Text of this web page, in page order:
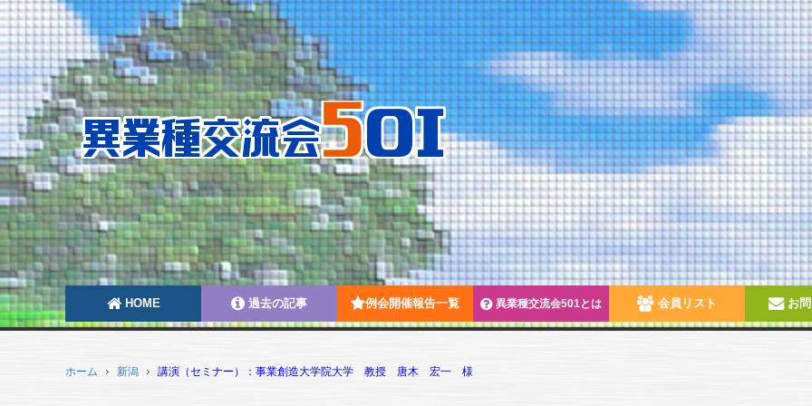
HOME 過去の記事 例会開催報告一覧 異業種交流会501とは 会員リスト お問
ホーム 新潟 講演（セミナー）：事業創造大学院大学 教授 唐木 宏一 様